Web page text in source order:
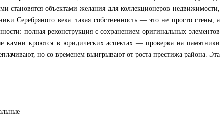
становятся объектами желания для коллекционеров недвижимости,
Серебряного века: такая собственность — это не просто стены, а
полная реконструкция с сохранением оригинальных элементов
камни кроются в юридических аспектах — проверка на памятники
но со временем выигрывают от роста престижа района. Эта